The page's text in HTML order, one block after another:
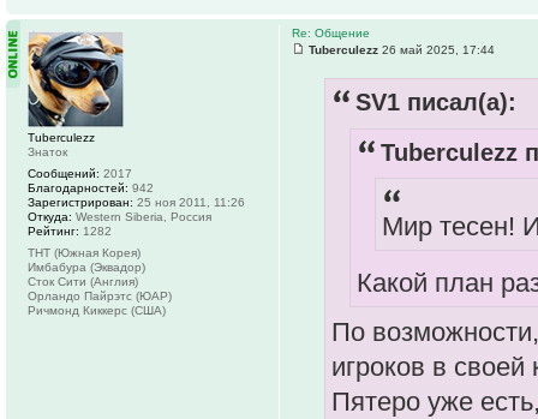
Re: Общение
Tuberculezz 26 май 2025, 17:44
SV1 писал(а):
Tuberculezz
Мир тесен!
Какой план
По
игроков в
Пятеро уже
Tuberculezz
Знаток
Сообщений: 2017
Благодарностей: 942
Зарегистрирован: 25 ноя 2011, 11:26
Откуда: Western Siberia, Россия
Рейтинг: 1282
ТНТ (Южная Корея)
Имбабура (Эквадор)
Сток Сити (Англия)
Орландо Пайрэтс (ЮАР)
Ричмонд Киккерс (США)